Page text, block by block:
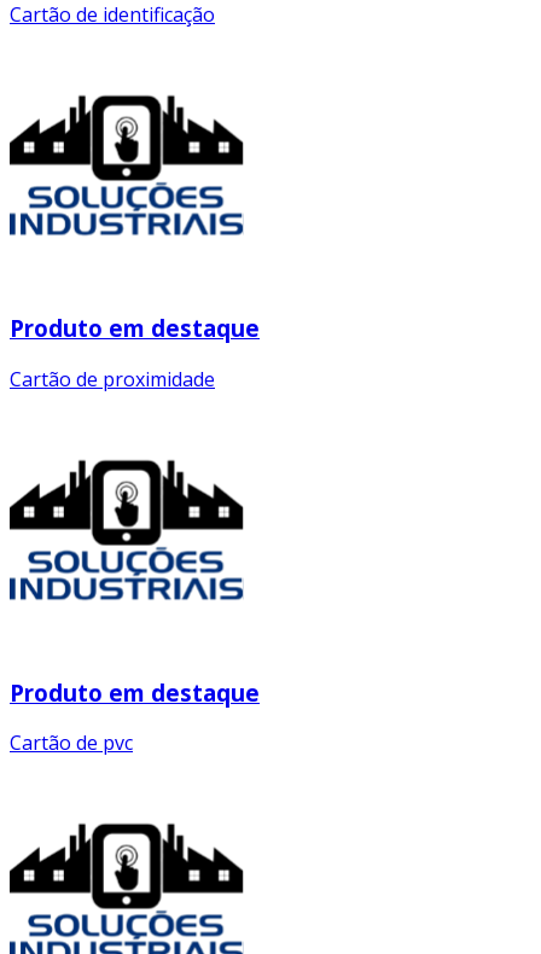
Cartão de identificação
Produto em destaque
Cartão de proximidade
Produto em destaque
Cartão de pvc